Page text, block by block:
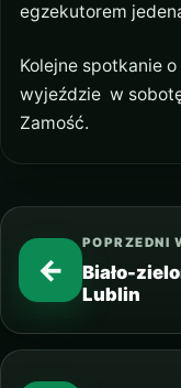
egzekutorem
Kolejne spotkanie
wyjeździe w
Zamość.
←
POPRZEDNI
Biało-
Lublin